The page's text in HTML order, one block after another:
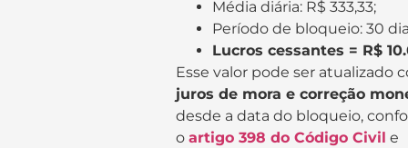
Média diária: R$ 333,33;
Período de bloqueio: 30
Lucros cessantes = R$
Esse valor pode ser atualizado
juros de mora e correção
desde a data do bloqueio,
o artigo 398 do Código Civil e